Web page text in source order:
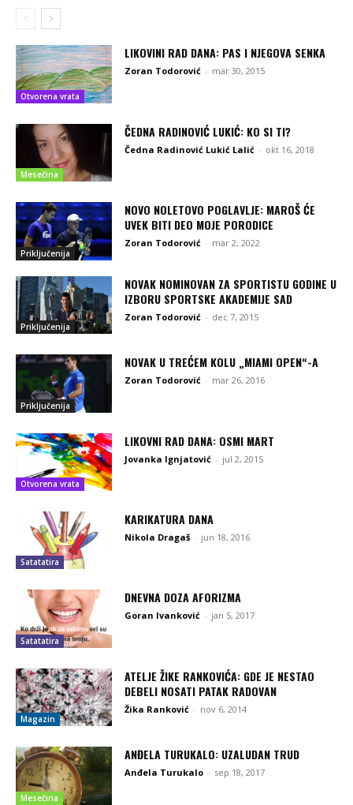
Otvorena vrata
LIKOVINI RAD DANA: PAS I NJEGOVA SENKA
Zoran Todorović - mar 30, 2015
Mesečina
ČEDNA RADINOVIĆ LUKIĆ: KO SI TI?
Čedna Radinović Lukić Lalić - okt 16, 2018
Priključenija
NOVO NOLETOVO POGLAVLJE: MAROŠ ĆE
UVEK BITI DEO MOJE PORODICE
Zoran Todorović - mar 2, 2022
Priključenija
NOVAK NOMINOVAN ZA SPORTISTU GODINE U
IZBORU SPORTSKE AKADEMIJE SAD
Zoran Todorović - dec 7, 2015
Priključenija
NOVAK U TREĆEM KOLU „MIAMI OPEN“-A
Zoran Todorović - mar 26, 2016
Otvorena vrata
LIKOVNI RAD DANA: OSMI MART
Jovanka Ignjatović - jul 2, 2015
Satatatira
KARIKATURA DANA
Nikola Dragaš - jun 18, 2016
Satatatira
DNEVNA DOZA AFORIZMA
Goran Ivanković - jan 5, 2017
Magazin
ATELJE ŽIKE RANKOVIĆA: GDE JE NESTAO
DEBELI NOSATI PATAK RADOVAN
Žika Ranković - nov 6, 2014
Mesečina
ANĐELA TURUKALO: UZALUDAN TRUD
Anđela Turukalo - sep 18, 2017